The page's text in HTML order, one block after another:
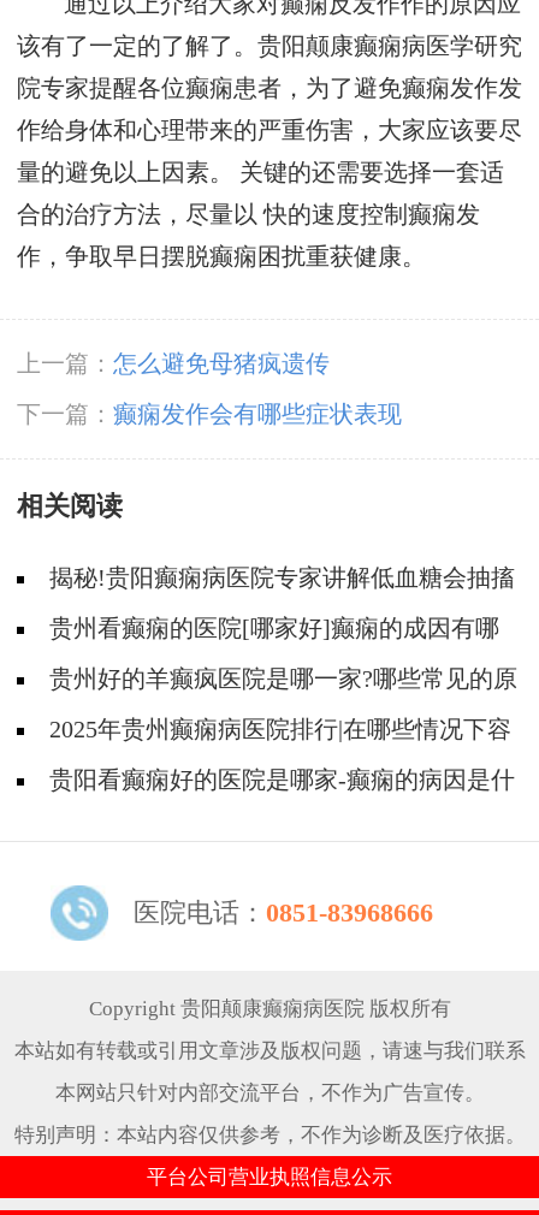
该有了一定的了解了。贵阳颠康癫痫病医学研究
院专家提醒各位癫痫患者，为了避免癫痫发作发
作给身体和心理带来的严重伤害，大家应该要尽
量的避免以上因素。 关键的还需要选择一套适
合的治疗方法，尽量以 快的速度控制癫痫发
作，争取早日摆脱癫痫困扰重获健康。
上一篇： 怎么避免母猪疯遗传
下一篇： 癫痫发作会有哪些症状表现
相关阅读
揭秘!贵阳癫痫病医院专家讲解低血糖会抽搐
吗?贵州看癫痫的医院[哪家好]癫痫的成因有哪
些?贵州好的羊癫疯医院是哪一家?哪些常见的原
因会引起羊癫疯?
2025年贵州癫痫病医院排行|在哪些情况下容
易得癫痫？
贵阳看癫痫好的医院是哪家-癫痫的病因是什
医院电话： 0851-83968666
Copyright 贵阳颠康癫痫病医院 版权所有
本站如有转载或引用文章涉及版权问题，请速与我们联系
本网站只针对内部交流平台，不作为广告宣传。
特别声明：本站内容仅供参考，不作为诊断及医疗依据。
平台公司营业执照信息公示